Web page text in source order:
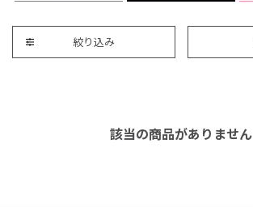
絞り込み
該当の商品がありません